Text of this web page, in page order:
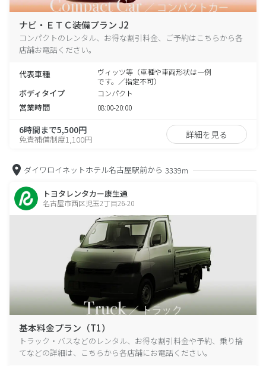
ナビ・ＥＴＣ装備プラン J2
コンパクトのレンタル、お得な割引料金、ご予約はこちらから各
店舗お電話ください。
代表車種
ヴィッツ等（車種や車両形状は一例
です。／指定不可）
ボディタイプ コンパクト
営業時間 08:00-20:00
6時間まで5,500円
免責補償制度1,100円 詳細を見る
ダイワロイネットホテル名古屋駅前から 3339m
トヨタレンタカー康生通
名古屋市西区児玉2丁目26-20
基本料金プラン（T1）
トラック・バスなどのレンタル、お得な割引料金や予約、乗り捨
てなどの詳細は、こちらから各店舗にお電話ください。